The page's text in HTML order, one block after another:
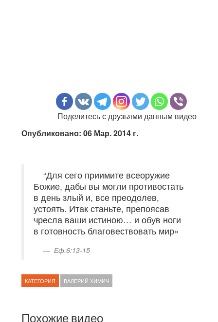
Поделитесь с друзьями данным видео
Опубликовано: 06 Мар. 2014 г.
“Для сего приимите всеоружие
Божие, дабы вы могли противостать
в день злый и, все преодолев,
устоять. Итак станьте, препоясав
чресла ваши истиною… и обув ноги
в готовность благовествовать мир»
Еф.6:13-15
КАТЕГОРИЯ ВАЛЕРИЙ ХИМИЧ
Похожие видео